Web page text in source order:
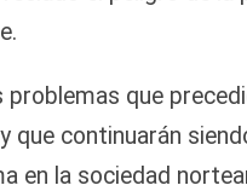
problemas que
que continuarán
en la sociedad